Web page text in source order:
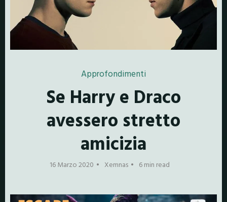
Approfondimenti
Se Harry e Draco
avessero stretto
amicizia
16 Marzo 2020 Xemnas 6 min read